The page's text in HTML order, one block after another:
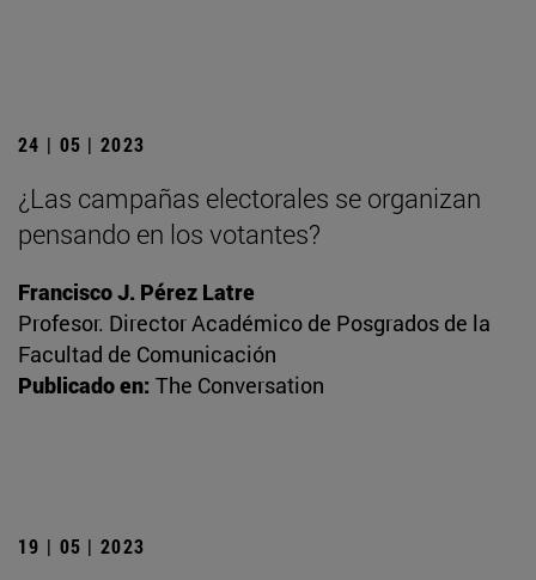
24 | 05 | 2023
¿Las campañas electorales se organizan
pensando en los votantes?
Francisco J. Pérez Latre
Profesor. Director Académico de Posgrados de la
Facultad de Comunicación
Publicado en: The Conversation
19 | 05 | 2023